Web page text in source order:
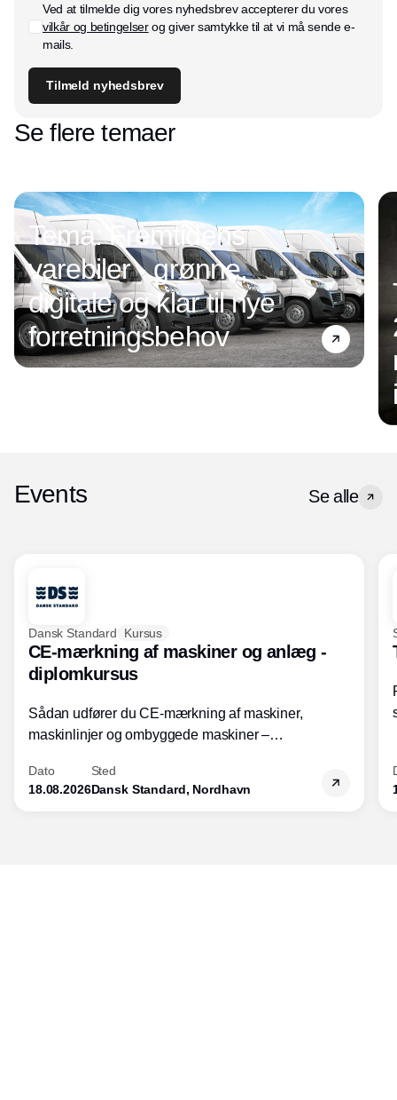
Ved at tilmelde dig vores nyhedsbrev accepterer du vores
vilkår og betingelserog giver samtykke til at vi må sende e-
mails.
Tilmeld nyhedsbrev
Se flere temaer
Tema: Fremtidens
varebiler - grønne,
digitale og klar til nye
forretningsbehov
Events Se alle
Dansk Standard Kursus
CE-mærkning af maskiner og anlæg -
diplomkursus
Sådan udfører du CE-mærkning af maskiner,
maskinlinjer og ombyggede maskiner –
Dato
18.08.2026
Sted
Dansk Standard, Nordhavn